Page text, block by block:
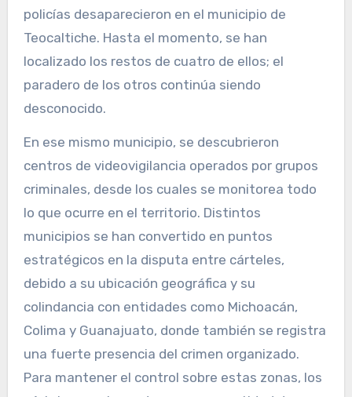
policías desaparecieron en el municipio de
Teocaltiche. Hasta el momento, se han
localizado los restos de cuatro de ellos; el
paradero de los otros continúa siendo
desconocido.
En ese mismo municipio, se descubrieron
centros de videovigilancia operados por grupos
criminales, desde los cuales se monitorea todo
lo que ocurre en el territorio. Distintos
municipios se han convertido en puntos
estratégicos en la disputa entre cárteles,
debido a su ubicación geográfica y su
colindancia con entidades como Michoacán,
Colima y Guanajuato, donde también se registra
una fuerte presencia del crimen organizado.
Para mantener el control sobre estas zonas, los